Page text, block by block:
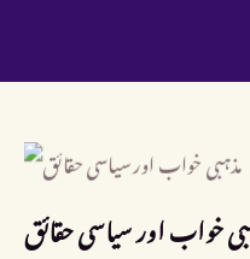
خواب اور سیاسی حقائق